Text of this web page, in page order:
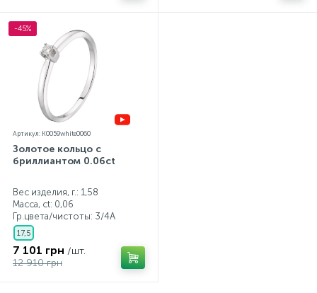
-45%
Артикул: K0059white0060
Золотое кольцо с
бриллиантом 0.06ct
Вес изделия, г.: 1,58
Масса, ct: 0,06
Гр.цвета/чистоты: 3/4А
17,5
7 101 грн /шт.
12 910 грн